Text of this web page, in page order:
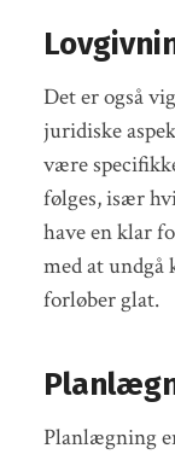
Det er også
juridiske
være
følges, især
have en klar
med at
forløber glat.
Planlægning